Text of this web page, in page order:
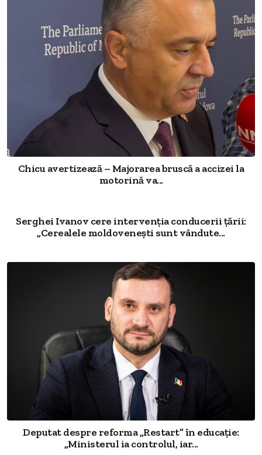
Chicu avertizează – Majorarea bruscă a accizei la
motorină va...
Serghei Ivanov cere intervenția conducerii țării:
„Cerealele moldovenești sunt vândute...
Deputat despre reforma „Restart” în educație:
„Ministerul ia controlul, iar...